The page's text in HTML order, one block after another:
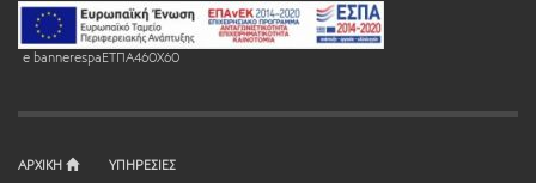
e bannerespaEΤΠΑ460X60
ΑΡΧΙΚΗ
ΥΠΗΡΕΣΙΕΣ